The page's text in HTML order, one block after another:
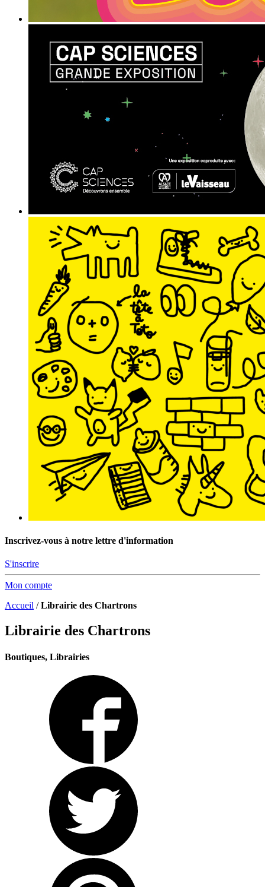
Inscrivez-vous à notre lettre d'information
S'inscrire
Mon compte
Accueil /Librairie des Chartrons
Librairie des Chartrons
Boutiques, Librairies